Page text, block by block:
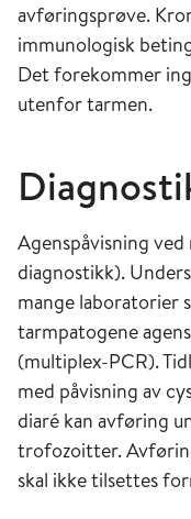
avføringsprøve.
immunologisk
Det forekommer
utenfor tarmen.
Agenspåvisning
diagnostikk).
mange laboratorier
tarmpatogene
(multiplex-PCR).
med påvisning av
diaré kan avføring
trofozoitter.
skal ikke tilsettes